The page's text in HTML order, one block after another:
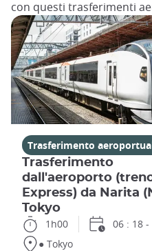
con questi trasferimenti
Trasferimento
Trasferimento
dall'aeroporto
Express) da Narita
Tokyo
1h00
06 : 18 -
● Tokyo